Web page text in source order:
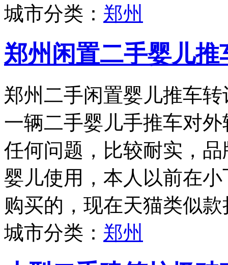
城市分类： 郑州
郑州闲置二手婴儿推
郑州二手闲置婴儿推车
一辆二手婴儿手推车对
任何问题，比较耐实，品
婴儿使用，本人以前在
购买的，现在天猫类似
城市分类： 郑州